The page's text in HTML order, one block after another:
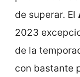
de superar. El
2023
de la
con bastante